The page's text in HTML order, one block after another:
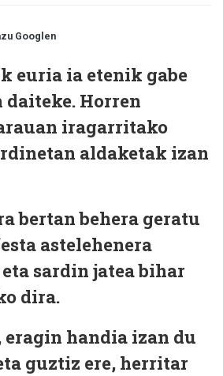
Googlen
euria ia etenik gabe
daiteke. Horren
iragarritako
aldaketak izan
bertan behera geratu
astelehenera
sardin jatea bihar
dira.
eragin handia izan du
guztiz ere, herritar